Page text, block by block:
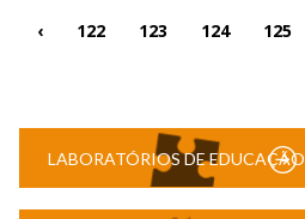
‹ 122 123 124 125
LABORATÓRIOS DE EDUCAÇÃO